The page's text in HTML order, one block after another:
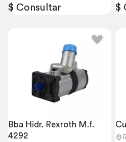
$ Consultar $
Bba Hidr. Rexroth M.f.
4292